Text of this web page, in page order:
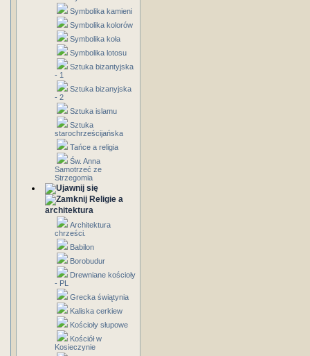
Symbolika kamieni
Symbolika kolorów
Symbolika koła
Symbolika lotosu
Sztuka bizantyjska
- 1
Sztuka bizanyjska
- 2
Sztuka islamu
Sztuka
starochrześcijańska
Tańce a religia
Św. Anna
Samotrzeć ze
Strzegomia
Religie a
architektura
Architektura
chrześci.
Babilon
Borobudur
Drewniane kościoły
- PL
Grecka świątynia
Kaliska cerkiew
Kościoły słupowe
Kościół w
Kosieczynie